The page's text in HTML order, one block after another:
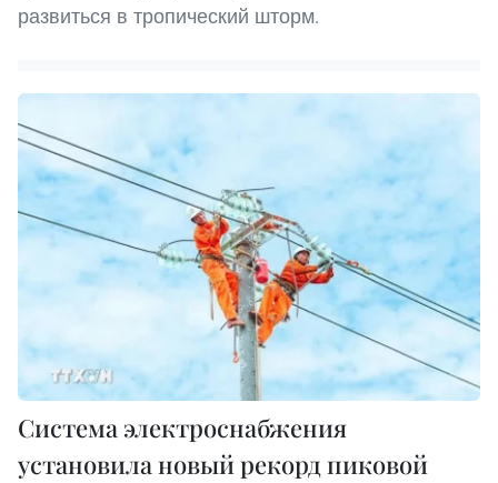
развиться в тропический шторм.
Система электроснабжения
установила новый рекорд пиковой